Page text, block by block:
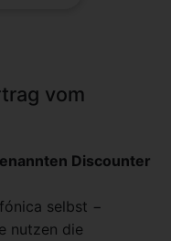
vom
Discounter
selbst −
nutzen die